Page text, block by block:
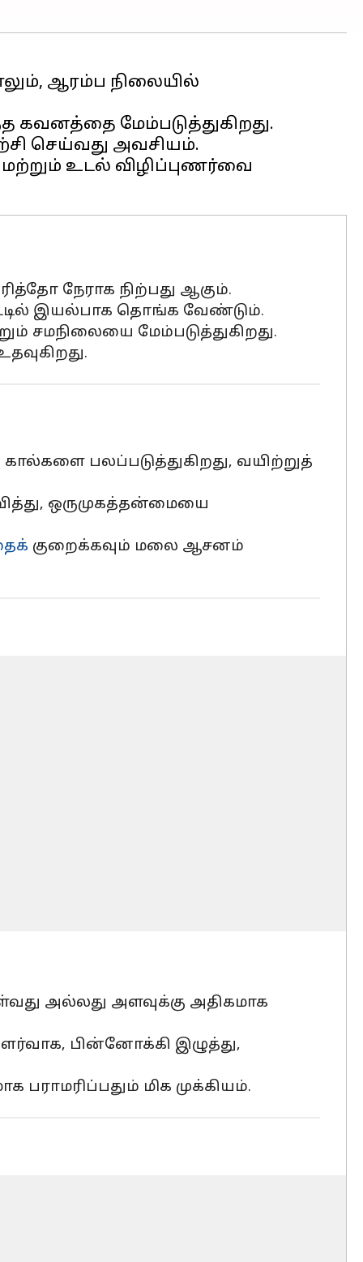
ஆரம்ப நிலையில்
கவனத்தை மேம்படுத்துகிறது.
செய்வது அவசியம்.
உடல் விழிப்புணர்வை
நேராக நிற்பது ஆகும்.
இயல்பாக தொங்க வேண்டும்.
சமநிலையை மேம்படுத்துகிறது.
பலப்படுத்துகிறது, வயிற்றுத்
ஒருமுகத்தன்மையை
குறைக்கவும் மலை ஆசனம்
அல்லது அளவுக்கு அதிகமாக
பின்னோக்கி இழுத்து,
மிக முக்கியம்.